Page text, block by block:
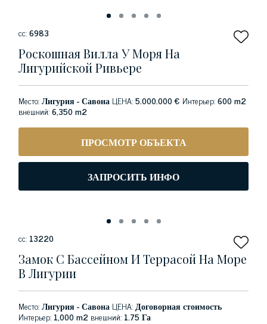
сс:6983
Роскошная Вилла У Моря На
Лигурийской Ривьере
Место:Лигурия - Савона ЦЕНА:5.000.000 € Интерьер:600 m2
внешний:6,350 m2
ПРОСМОТР ОБЪЕКТА
ЗАПРОСИТЬ ИНФО
сс: 13220
Замок С Бассейном И Террасой На Море
В Лигурии
Место:Лигурия - Савона ЦЕНА:Договорная стоимость
Интерьер: 1,000 m2 внешний: 1.75 Га